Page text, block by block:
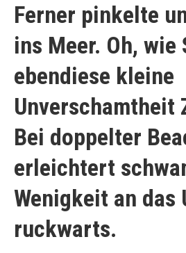
Ferner pinkelte
ins Meer. Oh, wie
ebendiese kleine
Unverschamtheit
Bei doppelter
erleichtert
Wenigkeit an das
ruckwarts.